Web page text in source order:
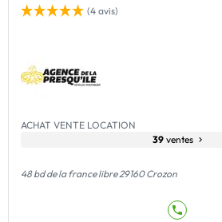
(4 avis)
ACHAT VENTE LOCATION
39 ventes
48 bd de la france libre 29160 Crozon